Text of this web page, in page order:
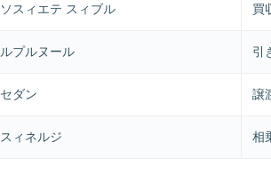
ソスィエテ スィブル 買
ルプルヌール 引
セダン 譲
スィネルジ 相